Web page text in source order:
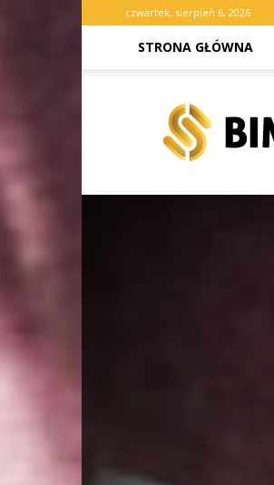
czwartek, sierpień 6, 2026
STRONA GŁÓWNA
bimas.pl